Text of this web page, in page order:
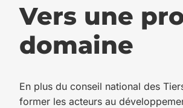
Vers une
domaine
En plus du conseil national des
former les acteurs au